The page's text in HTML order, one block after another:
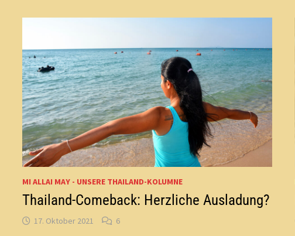
MI ALLAI MAY - UNSERE THAILAND-KOLUMNE
Thailand-Comeback: Herzliche Ausladung?
17. Oktober 2021 6